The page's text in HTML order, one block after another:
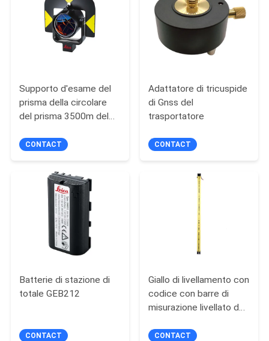
PRIVACY
POLICY
Supporto d'esame del
prisma della circolare
del prisma 3500m del
CONTACT
Adattatore di tricuspide
di Gnss del
trasportatore
CONTACT
Batterie di stazione di
totale GEB212
CONTACT
Giallo di livellamento con
codice con barre di
misurazione livellato del
telescopico del DNA
CONTACT